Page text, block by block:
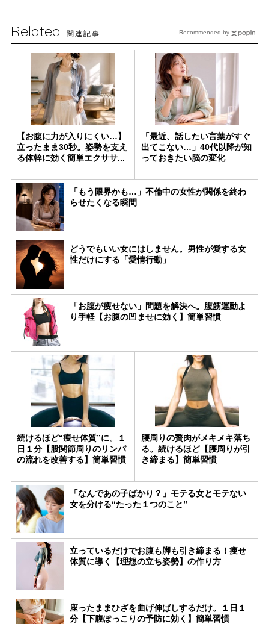
Related 関連記事
【お腹に力が入りにくい…】
立ったまま30秒。姿勢を支え
る体幹に効く簡単エクササ...
「最近、話したい言葉がすぐ
出てこない…」40代以降が知
っておきたい脳の変化
「もう限界かも…」不倫中の女性が関係を終わ
らせたくなる瞬間
どうでもいい女にはしません。男性が愛する女
性だけにする「愛情行動」
「お腹が痩せない」問題を解決へ。腹筋運動よ
り手軽【お腹の凹ませに効く】簡単習慣
続けるほど“痩せ体質”に。１
日１分【股関節周りのリンパ
の流れを改善する】簡単習慣
腰周りの贅肉がメキメキ落ち
る。続けるほど【腰周りが引
き締まる】簡単習慣
「なんであの子ばかり？」モテる女とモテない
女を分ける“たった１つのこと”
立っているだけでお腹も脚も引き締まる！痩せ
体質に導く【理想の立ち姿勢】の作り方
座ったままひざを曲げ伸ばしするだけ。１日１
分【下腹ぽっこりの予防に効く】簡単習慣
Recommended by